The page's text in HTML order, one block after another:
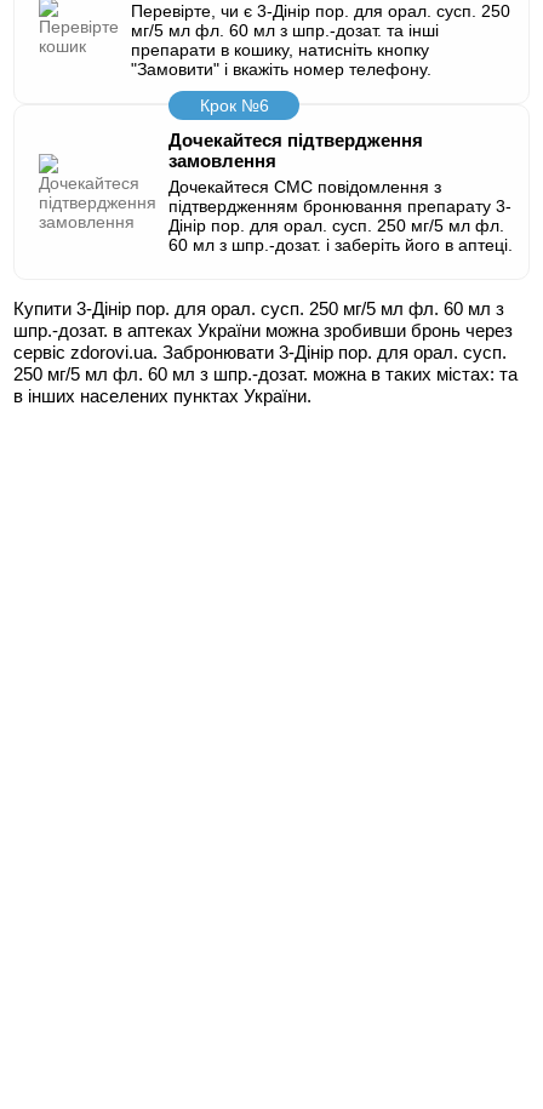
Перевірте, чи є 3-Дінір пор. для орал. сусп. 250
мг/5 мл фл. 60 мл з шпр.-дозат. та інші
препарати в кошику, натисніть кнопку
"Замовити" і вкажіть номер телефону.
Крок №6
Дочекайтеся підтвердження
замовлення
Дочекайтеся СМС повідомлення з
підтвердженням бронювання препарату 3-
Дінір пор. для орал. сусп. 250 мг/5 мл фл.
60 мл з шпр.-дозат. і заберіть його в аптеці.
Купити 3-Дінір пор. для орал. сусп. 250 мг/5 мл фл. 60 мл з
шпр.-дозат. в аптеках України можна зробивши бронь через
сервіс zdorovi.ua. Забронювати 3-Дінір пор. для орал. сусп.
250 мг/5 мл фл. 60 мл з шпр.-дозат. можна в таких містах:та
в інших населених пунктах України.